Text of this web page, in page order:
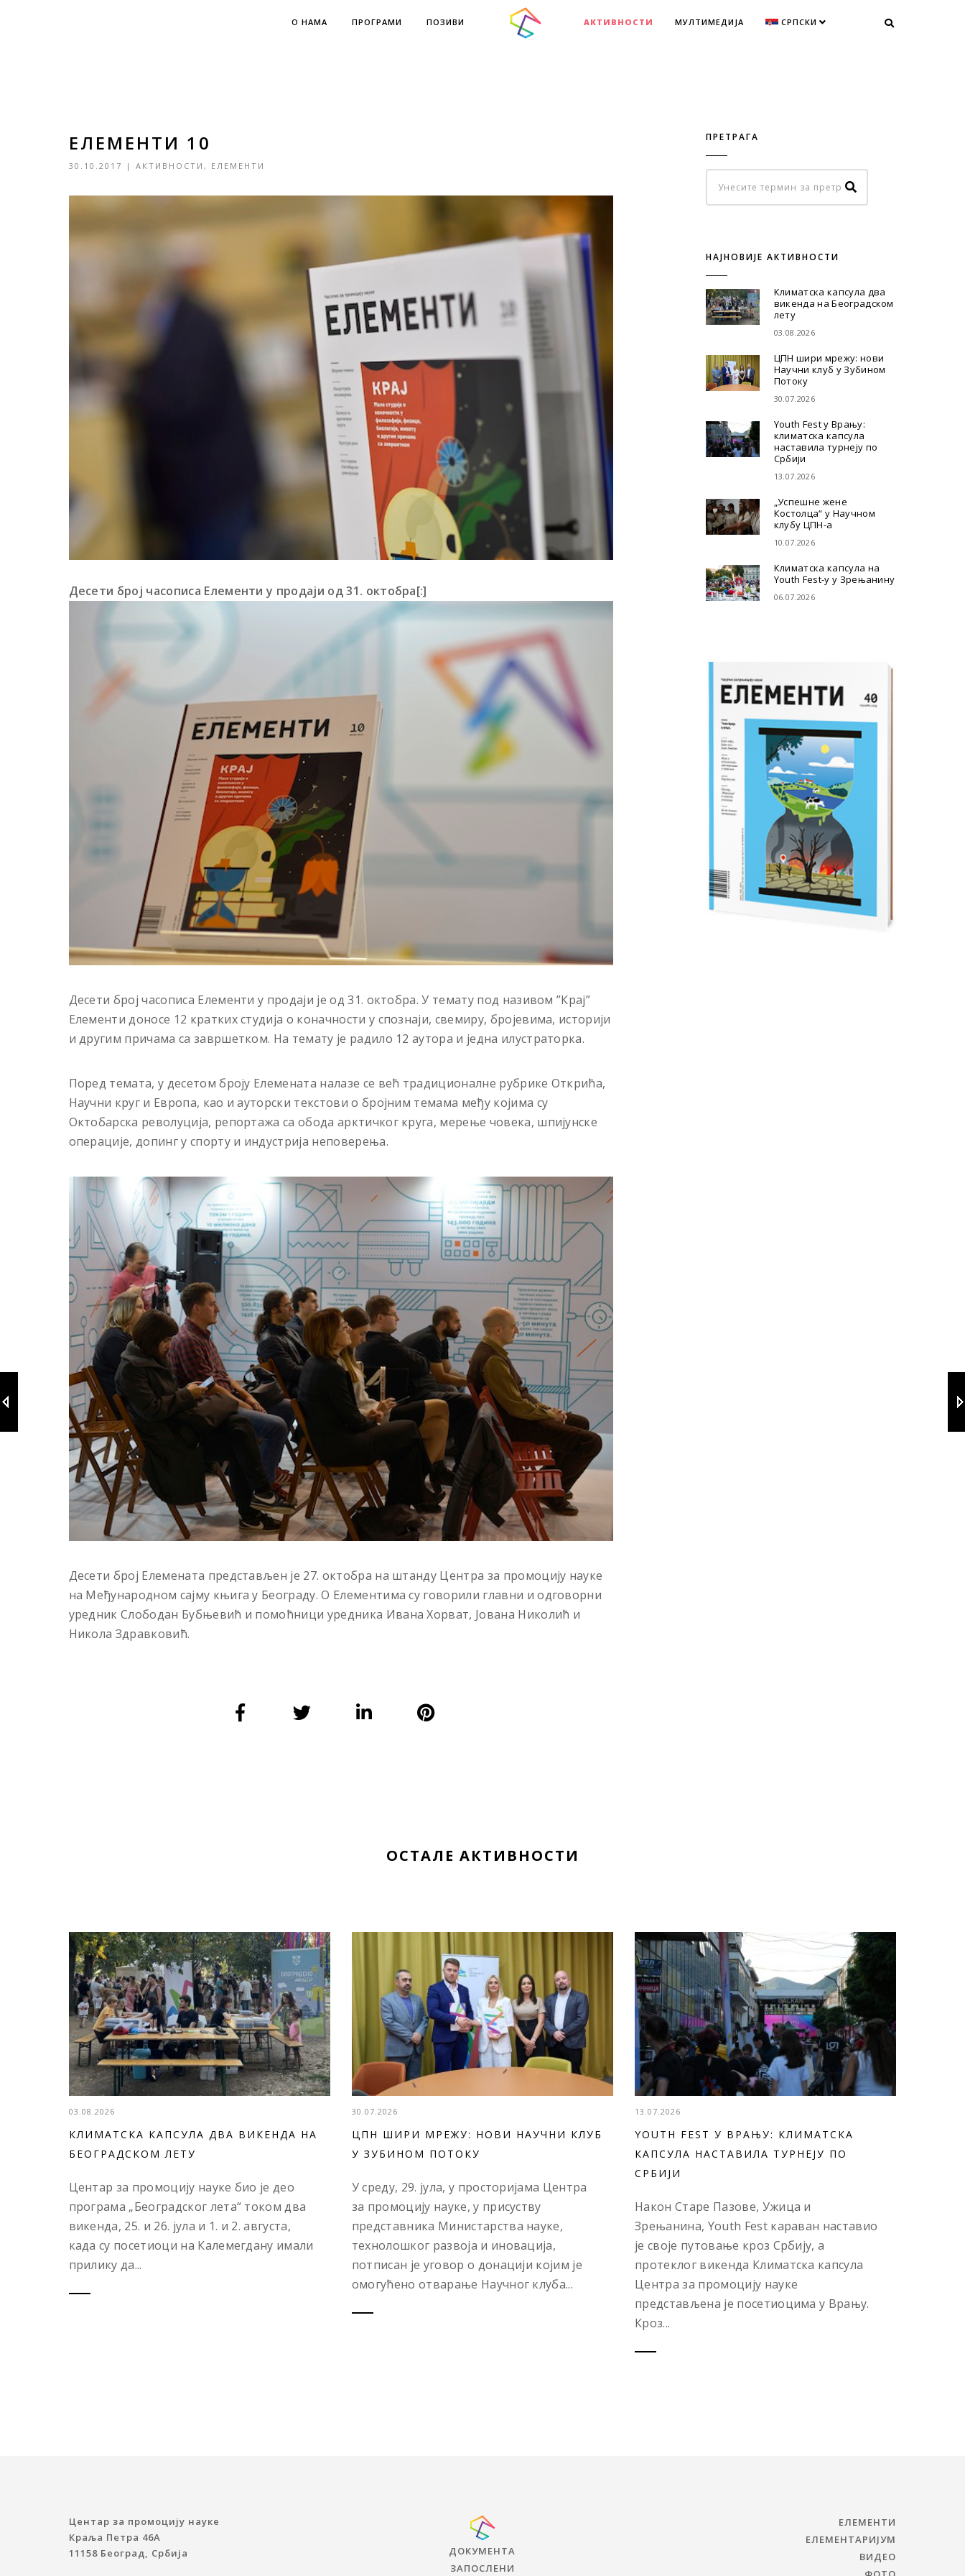
О НАМА ПРОГРАМИ ПОЗИВИ АКТИВНОСТИ МУЛТИМЕДИЈА СРПСКИ
ЕЛЕМЕНТИ 10
30.10.2017 | АКТИВНОСТИ , ЕЛЕМЕНТИ
Десети број часописа Елементи у продаји од 31. октобра[:]
Десети број часописа Елементи у продаји је од 31. октобра. У темату под називом ”Крај”
Елементи доносе 12 кратких студија о коначности у спознаји, свемиру, бројевима, историји
и другим причама са завршетком. На темату је радило 12 аутора и једна илустраторка.
Поред темата, у десетом броју Елемената налазе се већ традиционалне рубрике Открића,
Научни круг и Европа, као и ауторски текстови о бројним темама међу којима су
Октобарска револуција, репортажа са обода арктичког круга, мерење човека, шпијунске
операције, допинг у спорту и индустрија неповерења.
Десети број Елемената представљен је 27. октобра на штанду Центра за промоцију науке
на Међународном сајму књига у Београду. О Елементима су говорили главни и одговорни
уредник Слободан Бубњевић и помоћници уредника Ивана Хорват, Јована Николић и
Никола Здравковић.
ПРЕТРАГА
НАЈНОВИЈЕ АКТИВНОСТИ
Климатска капсула два
викенда на Београдском
лету
03.08.2026
ЦПН шири мрежу: нови
Научни клуб у Зубином
Потоку
30.07.2026
Youth Fest у Врању:
климатска капсула
наставила турнеју по
Србији
13.07.2026
„Успешне жене
Костолца“ у Научном
клубу ЦПН-а
10.07.2026
Климатска капсула на
Youth Fest-у у Зрењанину
06.07.2026
ОСТАЛЕ АКТИВНОСТИ
03.08.2026
КЛИМАТСКА КАПСУЛА ДВА ВИКЕНДА НА
БЕОГРАДСКОМ ЛЕТУ
Центар за промоцију науке био је део
програма „Београдског лета“ током два
викенда, 25. и 26. јула и 1. и 2. августа,
када су посетиоци на Калемегдану имали
прилику да...
30.07.2026
ЦПН ШИРИ МРЕЖУ: НОВИ НАУЧНИ КЛУБ
У ЗУБИНОМ ПОТОКУ
У среду, 29. јула, у просторијама Центра
за промоцију науке, у присуству
представника Министарства науке,
технолошког развоја и иновација,
потписан је уговор о донацији којим је
омогућено отварање Научног клуба...
13.07.2026
YOUTH FEST У ВРАЊУ: КЛИМАТСКА
КАПСУЛА НАСТАВИЛА ТУРНЕЈУ ПО
СРБИЈИ
Након Старе Пазове, Ужица и
Зрењанина, Youth Fest караван наставио
је своје путовање кроз Србију, а
протеклог викенда Климатска капсула
Центра за промоцију науке
представљена је посетиоцима у Врању.
Кроз...
Центар за промоцију науке
Краља Петра 46A
11158 Београд, Србија
ДОКУМЕНТА
ЗАПОСЛЕНИ
ЕЛЕМЕНТИ
ЕЛЕМЕНТАРИЈУМ
ВИДЕО